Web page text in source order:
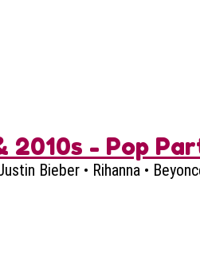
2010s - Pop
Bieber • Rihanna •